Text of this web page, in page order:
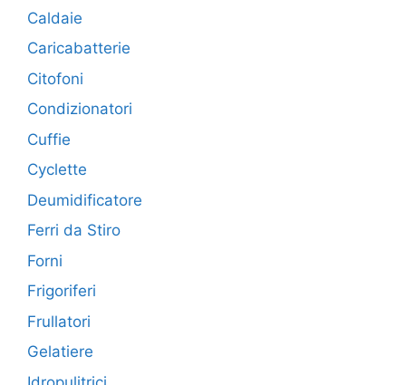
Caldaie
Caricabatterie
Citofoni
Condizionatori
Cuffie
Cyclette
Deumidificatore
Ferri da Stiro
Forni
Frigoriferi
Frullatori
Gelatiere